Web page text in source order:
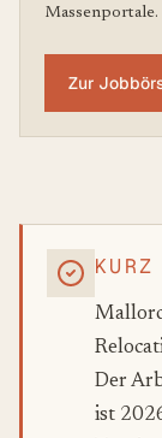
Massenportale.
Zur
KURZ
Der
ist